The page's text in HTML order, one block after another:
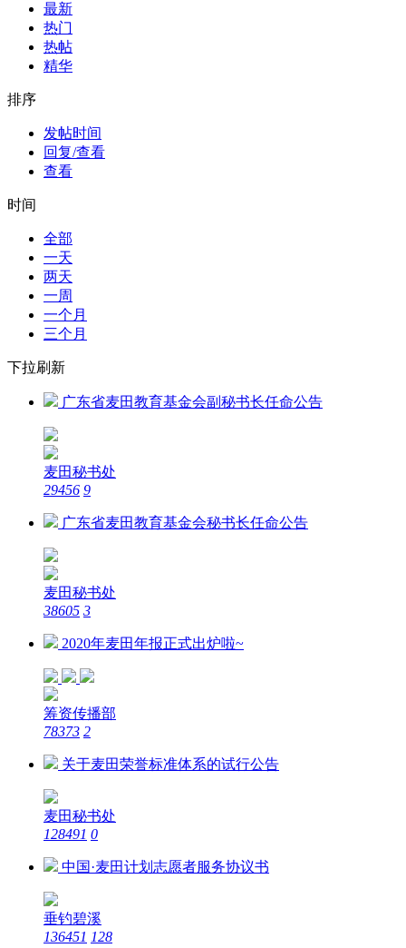
最新
热门
热帖
精华
排序
发帖时间
回复/查看
查看
时间
全部
一天
两天
一周
一个月
三个月
下拉刷新
广东省麦田教育基金会副秘书长任命公告
麦田秘书处
29456 9
广东省麦田教育基金会秘书长任命公告
麦田秘书处
38605 3
2020年麦田年报正式出炉啦~
筹资传播部
78373 2
关于麦田荣誉标准体系的试行公告
麦田秘书处
128491 0
中国·麦田计划志愿者服务协议书
垂钓碧溪
136451 128